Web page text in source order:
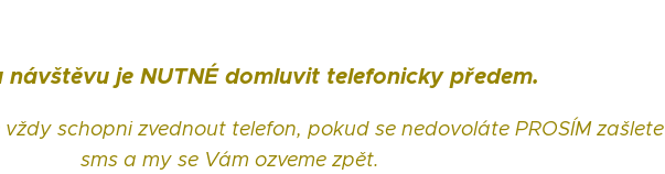
návštěvu je NUTNÉ domluvit telefonicky předem.
schopni zvednout telefon, pokud se nedovoláte PROSÍM zašlete
sms a my se Vám ozveme zpět.